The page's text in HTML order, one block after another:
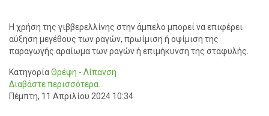
Η χρήση της γιββερελλίνης στην άμπελο μπορεί να επιφέρει
αύξηση μεγέθους των ραγών, πρωίμιση ή οψίμιση της
παραγωγής αραίωμα των ραγών ή επιμήκυνση της σταφυλής.
ΚατηγορίαΘρέψη - Λίπανση
Διαβάστε περισσότερα...
Πέμπτη, 11 Απριλίου 2024 10:34